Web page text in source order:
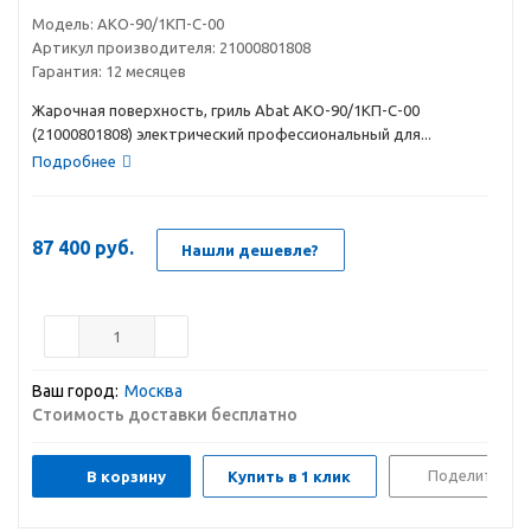
Модель: АКО-90/1КП-С-00
Артикул производителя: 21000801808
Гарантия: 12 месяцев
Жарочная поверхность, гриль Abat АКО-90/1КП-С-00
(21000801808) электрический профессиональный для...
Подробнее
87 400 руб. Нашли дешевле?
Ваш город: Москва
Стоимость доставки бесплатно
В корзину Купить в 1 клик Поделиться